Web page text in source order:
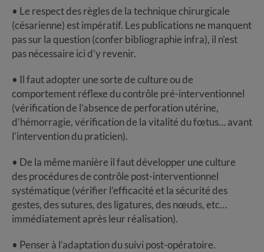
• Le respect des règles de la technique chirurgicale
(césarienne) est impératif. Les publications ne manquent
pas sur la question (confer bibliographie infra), il n’est
pas nécessaire ici d’y revenir.
• Il faut adopter une sorte de culture ou de
comportement réflexe du contrôle pré-interventionnel
(vérification de l’absence de perforation utérine,
d’hémorragie, vérification de la vitalité du fœtus… avant
l’intervention du praticien).
• De la même manière il faut développer une culture
des procédures de contrôle post-interventionnel
systématique (vérifier l’efficacité et la sécurité des
gestes, des sutures, des ligatures, des nœuds, etc…
immédiatement après leur réalisation).
• Penser à l’adaptation du suivi post-opératoire.